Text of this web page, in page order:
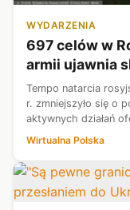
WYDARZENIA
697 celów w
armii ujawnia
Tempo natarcia
r. zmniejszyło się o
aktywnych działań
siedmiu - przekazał
Wirtualna Polska